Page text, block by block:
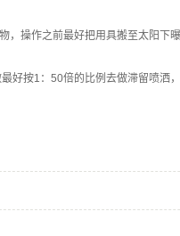
操作之前最好把用具搬至太阳下曝
好按1：50倍的比例去做滞留喷洒